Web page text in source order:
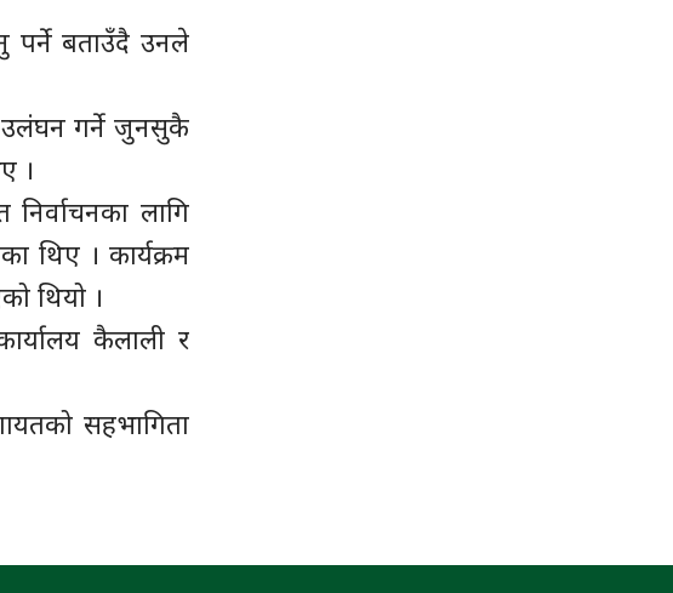
पर्ने बताउँदै उनले
उलंघन गर्ने जुनसुकै
।
लागि
थिए । कार्यक्रम
थियो ।
कैलाली र
सहभागिता